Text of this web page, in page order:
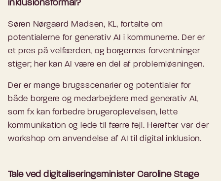
inklusionsformål?
Søren Nørgaard Madsen, KL, fortalte om
potentialerne for generativ AI i kommunerne. Der er
et pres på velfærden, og borgernes forventninger
stiger; her kan AI være en del af problemløsningen.
Der er mange brugsscenarier og potentialer for
både borgere og medarbejdere med generativ AI,
som fx kan forbedre brugeroplevelsen, lette
kommunikation og lede til færre fejl. Herefter var der
workshop om anvendelse af AI til digital inklusion.
Tale ved digitaliseringsminister Caroline Stage